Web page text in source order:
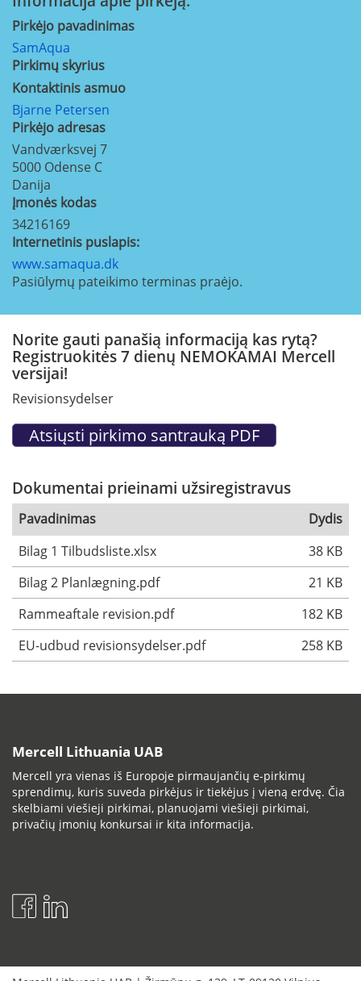
Pirkėjo pavadinimas
SamAqua
Pirkimų skyrius
Kontaktinis asmuo
Bjarne Petersen
Pirkėjo adresas
Vandværksvej 7
5000 Odense C
Danija
Įmonės kodas
34216169
Internetinis puslapis:
www.samaqua.dk
Pasiūlymų pateikimo terminas praėjo.
Norite gauti panašią informaciją kas rytą?
Registruokitės 7 dienų NEMOKAMAI Mercell
versijai!
Revisionsydelser
Dokumentai prieinami užsiregistravus
Pavadinimas
Dydis
Bilag 1 Tilbudsliste.xlsx
38 KB
Bilag 2 Planlægning.pdf
21 KB
Rammeaftale revision.pdf
182 KB
EU-udbud revisionsydelser.pdf
258 KB
Mercell Lithuania UAB
Mercell yra vienas iš Europoje pirmaujančių e-pirkimų
sprendimų, kuris suveda pirkėjus ir tiekėjus į vieną erdvę. Čia
skelbiami viešieji pirkimai, planuojami viešieji pirkimai,
privačių įmonių konkursai ir kita informacija.